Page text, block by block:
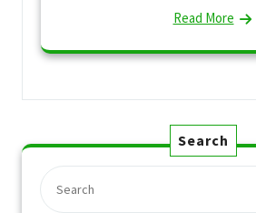
Read More
Search